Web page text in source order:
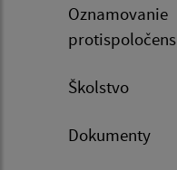
Oznamovanie
Školstvo
Dokumenty